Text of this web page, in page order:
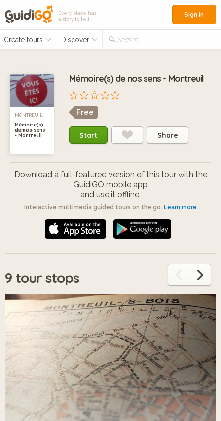
Every place has
a story to tell
Create tours Discover Search...
Sign in
MONTREUIL,
FRANCE
Mémoire(s)
de nos sens
- Montreuil
Mémoire(s) de nos sens - Montreuil
Free
Start Share
Download a full-featured version of this tour with the
GuidiGO mobile app
and use it offline.
Interactive multimedia guided tours on the go. Learn more
9 tour stops